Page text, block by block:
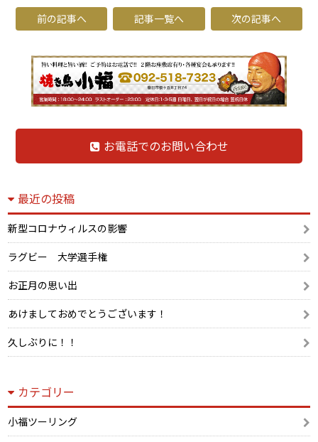
前の記事へ 記事一覧へ 次の記事へ
お電話でのお問い合わせ
最近の投稿
新型コロナウィルスの影響
ラグビー 大学選手権
お正月の思い出
あけましておめでとうございます！
久しぶりに！！
カテゴリー
小福ツーリング